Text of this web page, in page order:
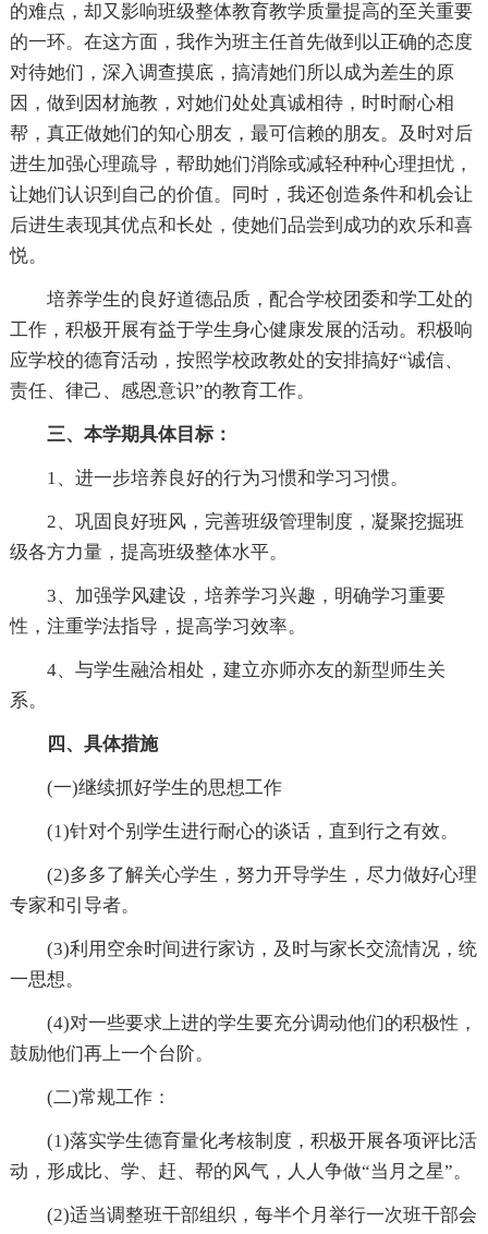
的难点，却又影响班级整体教育教学质量提高的至关重要
的一环。在这方面，我作为班主任首先做到以正确的态度
对待她们，深入调查摸底，搞清她们所以成为差生的原
因，做到因材施教，对她们处处真诚相待，时时耐心相
帮，真正做她们的知心朋友，最可信赖的朋友。及时对后
进生加强心理疏导，帮助她们消除或减轻种种心理担忧，
让她们认识到自己的价值。同时，我还创造条件和机会让
后进生表现其优点和长处，使她们品尝到成功的欢乐和喜
悦。
培养学生的良好道德品质，配合学校团委和学工处的
工作，积极开展有益于学生身心健康发展的活动。积极响
应学校的德育活动，按照学校政教处的安排搞好“诚信、
责任、律己、感恩意识”的教育工作。
三、本学期具体目标：
1、进一步培养良好的行为习惯和学习习惯。
2、巩固良好班风，完善班级管理制度，凝聚挖掘班
级各方力量，提高班级整体水平。
3、加强学风建设，培养学习兴趣，明确学习重要
性，注重学法指导，提高学习效率。
4、与学生融洽相处，建立亦师亦友的新型师生关
系。
四、具体措施
(一)继续抓好学生的思想工作
(1)针对个别学生进行耐心的谈话，直到行之有效。
(2)多多了解关心学生，努力开导学生，尽力做好心理
专家和引导者。
(3)利用空余时间进行家访，及时与家长交流情况，统
一思想。
(4)对一些要求上进的学生要充分调动他们的积极性，
鼓励他们再上一个台阶。
(二)常规工作：
(1)落实学生德育量化考核制度，积极开展各项评比活
动，形成比、学、赶、帮的风气，人人争做“当月之星”。
(2)适当调整班干部组织，每半个月举行一次班干部会